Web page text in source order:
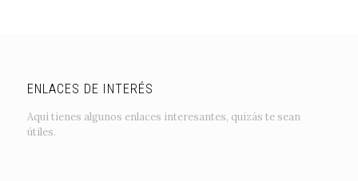
ENLACES DE INTERÉS
Aquí tienes algunos enlaces interesantes, quizás te sean
útiles.